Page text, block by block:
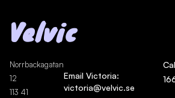
Velvic
Norrbackagatan
12
113 41
Email Victoria:
victoria@velvic.se